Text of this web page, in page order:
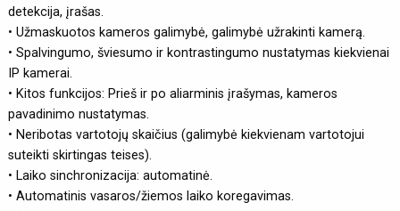
detekcija, įrašas.
• Užmaskuotos kameros galimybė, galimybė užrakinti kamerą.
• Spalvingumo, šviesumo ir kontrastingumo nustatymas kiekvienai
IP kamerai.
• Kitos funkcijos: Prieš ir po aliarminis įrašymas, kameros
pavadinimo nustatymas.
• Neribotas vartotojų skaičius (galimybė kiekvienam vartotojui
suteikti skirtingas teises).
• Laiko sinchronizacija: automatinė.
• Automatinis vasaros/žiemos laiko koregavimas.